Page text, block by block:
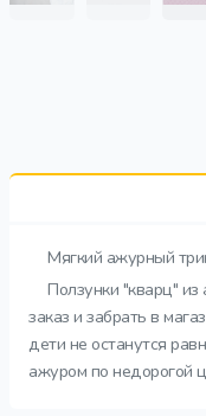
Мягкий ажурный
Ползунки "кварц"
заказ и забрать в
дети не останутся
ажуром по недорогой